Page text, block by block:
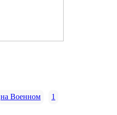
на Военном 1